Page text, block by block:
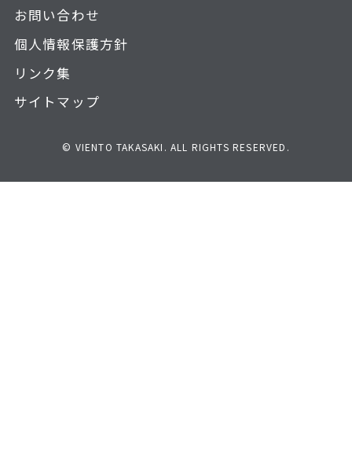
お問い合わせ
個人情報保護方針
リンク集
サイトマップ
© VIENTO TAKASAKI. ALL RIGHTS RESERVED.